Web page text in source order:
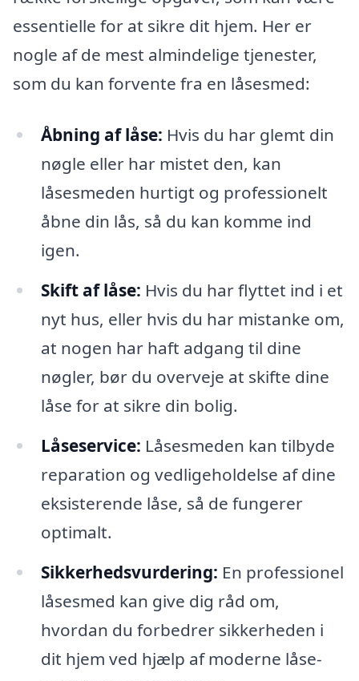
essentielle for at sikre dit hjem. Her er
nogle af de mest almindelige tjenester,
som du kan forvente fra en låsesmed:
Åbning af låse: Hvis du har glemt din
nøgle eller har mistet den, kan
låsesmeden hurtigt og professionelt
åbne din lås, så du kan komme ind
igen.
Skift af låse: Hvis du har flyttet ind i et
nyt hus, eller hvis du har mistanke om,
at nogen har haft adgang til dine
nøgler, bør du overveje at skifte dine
låse for at sikre din bolig.
Låseservice: Låsesmeden kan tilbyde
reparation og vedligeholdelse af dine
eksisterende låse, så de fungerer
optimalt.
Sikkerhedsvurdering: En professionel
låsesmed kan give dig råd om,
hvordan du forbedrer sikkerheden i
dit hjem ved hjælp af moderne låse-